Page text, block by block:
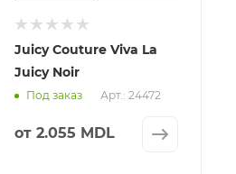
Juicy Couture Viva La
Juicy Noir
Под заказ Арт.: 24472
от 2.055 MDL